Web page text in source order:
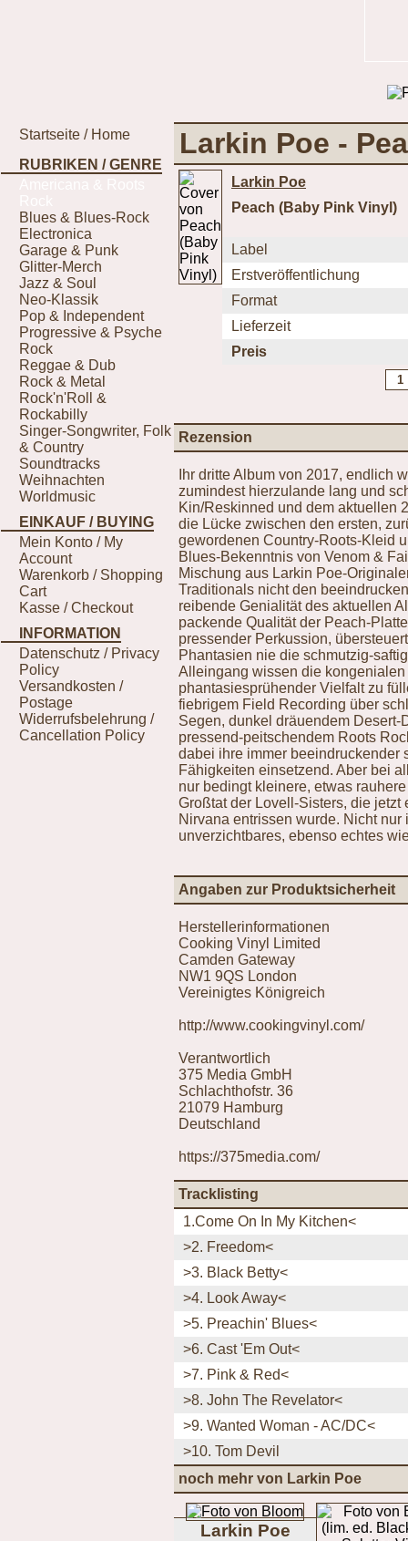
Startseite / Home
RUBRIKEN / GENRE
Blues & Blues-Rock
Electronica
Garage & Punk
Glitter-Merch
Jazz & Soul
Neo-Klassik
Pop & Independent
Progressive & Psyche
Rock
Reggae & Dub
Rock & Metal
Rock'n'Roll &
Rockabilly
Singer-Songwriter, Folk
& Country
Soundtracks
Weihnachten
Worldmusic
EINKAUF / BUYING
Mein Konto / My
Account
Warenkorb / Shopping
Cart
Kasse / Checkout
INFORMATION
Datenschutz / Privacy
Policy
Versandkosten /
Postage
Widerrufsbelehrung /
Cancellation Policy
Larkin Poe -
Larkin Poe
Peach (Baby Pink Vinyl)
Label
Erstveröffentlichung
Format
Lieferzeit
Preis
Rezension
Ihr dritte Album von 2017, endlich
zumindest hierzulande lang und
Kin/Reskinned und dem aktuellen
die Lücke zwischen den ersten,
gewordenen Country-Roots-Kleid
Blues-Bekenntnis von Venom &
Mischung aus Larkin Poe-
Traditionals nicht den
reibende Genialität des aktuellen
packende Qualität der Peach-
pressender Perkussion,
Phantasien nie die schmutzig-
Alleingang wissen die
phantasiesprühender Vielfalt zu
fiebrigem Field Recording über
Segen, dunkel dräuendem
pressend-peitschendem Roots
dabei ihre immer beeindruckender
Fähigkeiten einsetzend. Aber bei
nur bedingt kleinere, etwas
Großtat der Lovell-Sisters, die
Nirvana entrissen wurde. Nicht
unverzichtbares, ebenso echtes
Angaben zur Produktsicherheit
Herstellerinformationen
Cooking Vinyl Limited
Camden Gateway
NW1 9QS London
Vereinigtes Königreich
http://www.cookingvinyl.com/
Verantwortlich
375 Media GmbH
Schlachthofstr. 36
21079 Hamburg
Deutschland
https://375media.com/
Tracklisting
1.Come On In My Kitchen<
>2. Freedom<
>3. Black Betty<
>4. Look Away<
>5. Preachin' Blues<
>6. Cast 'Em Out<
>7. Pink & Red<
>8. John The Revelator<
>9. Wanted Woman - AC/DC<
>10. Tom Devil
noch mehr von Larkin Poe
Larkin Poe